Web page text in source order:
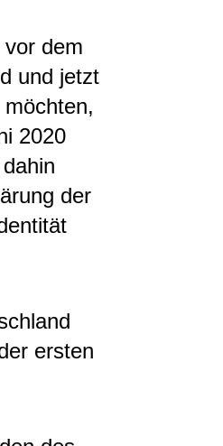
dem
und jetzt
2020
der
ersten